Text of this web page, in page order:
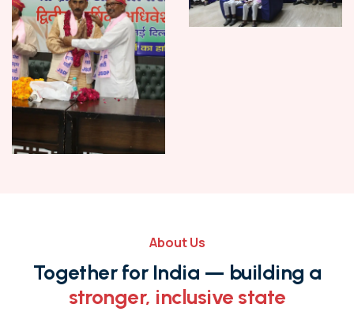
About Us
Together for India — building a
stronger, inclusive state